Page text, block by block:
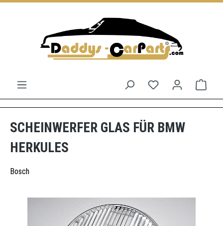
Du hast 0
SCHEINWERFER GLAS FÜR BMW
HERKULES
Bosch